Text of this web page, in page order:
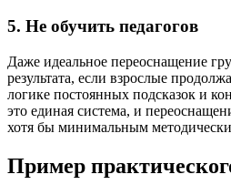
5. Не обучить педагогов
Даже идеальное переоснащение
результата, если взрослые
логике постоянных подсказок и
это единая система, и
хотя бы минимальным
Пример